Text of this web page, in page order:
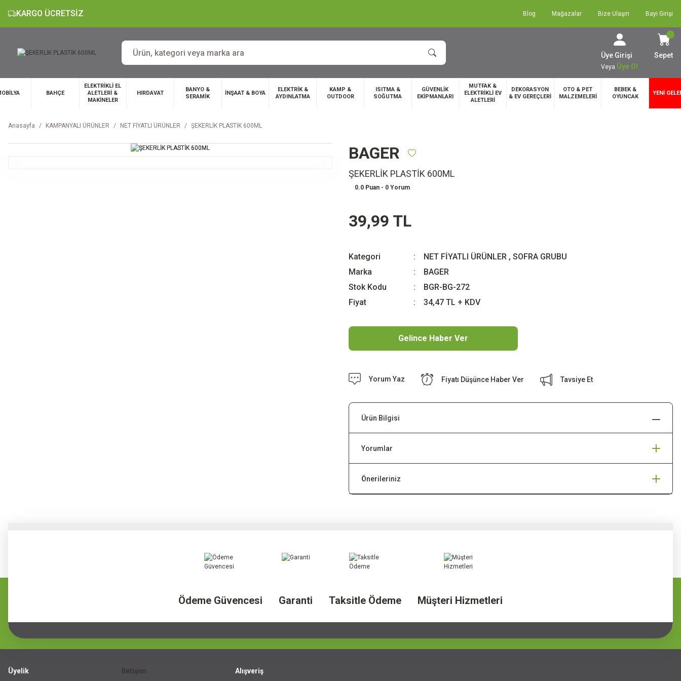
KARGO ÜCRETSİZ Blog Mağazalar Bize Ulaşın Bayi Girişi
Üye Girişi
Veya Üye Ol
Sepet
BAHÇE
ELEKTRİKLİ EL
ALETLERİ &
MAKİNELER
HIRDAVAT
BANYO &
SERAMİK
İNŞAAT & BOYA
ELEKTRİK &
AYDINLATMA
KAMP &
OUTDOOR
ISITMA &
SOĞUTMA
GÜVENLİK
EKİPMANLARI
MUTFAK &
ELEKTRİKLİ EV
ALETLERİ
DEKORASYON
& EV GEREÇLERİ
OTO & PET
MALZEMELERİ
BEBEK &
OYUNCAK
YENİ
Anasayfa KAMPANYALI ÜRÜNLER NET FİYATLI ÜRÜNLER ŞEKERLİK PLASTİK 600ML
BAGER
ŞEKERLİK PLASTİK 600ML
0.0 Puan - 0 Yorum
39,99 TL
Kategori NET FİYATLI ÜRÜNLER , SOFRA GRUBU
Marka
BAGER
Stok Kodu
BGR-BG-272
Fiyat
34,47 TL + KDV
Gelince Haber Ver
Yorum Yaz Fiyatı Düşünce Haber Ver Tavsiye Et
Ürün Bilgisi
Yorumlar
Önerileriniz
Ödeme Güvencesi Garanti Taksitle Ödeme Müşteri Hizmetleri
Üyelik İletişim Alışveriş